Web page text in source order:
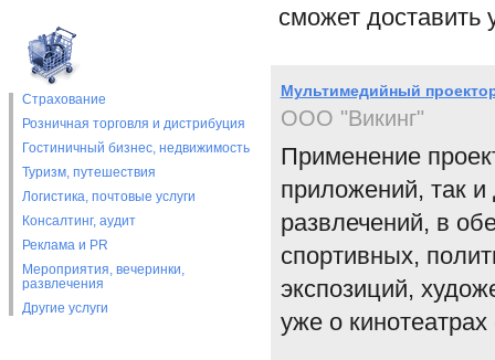
Страхование
Розничная торговля и дистрибуция
Гостиничный бизнес, недвижимость
Туризм, путешествия
Логистика, почтовые услуги
Консалтинг, аудит
Реклама и PR
Мероприятия, вечеринки,
развлечения
Другие услуги
сможет доставить
Мультимедийный
ООО "Викинг"
Применение
приложений, так
развлечений, в
спортивных,
экспозиций,
уже о